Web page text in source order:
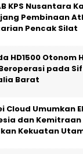
KPS Nusantara
Pembinaan
Pencak Silat
HD1500 Otonom
pada
Barat
Cloud Umumkan
dan Kemitraan
Kekuatan